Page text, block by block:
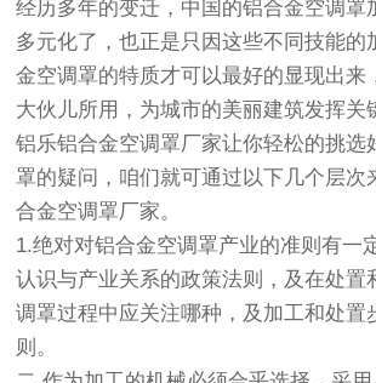
经历多年的变迁，中国的铝合金空调罩
多元化了，也正是只因这些不同技能的
金空调罩的特质才可以最好的显现出来
大伙儿所用，为城市的美丽建筑发挥关
铝乐铝合金空调罩厂家让你轻松的挑选
罩的疑问，咱们就可通过以下几个层次
合金空调罩厂家。
1.绝对对铝合金空调罩产业的准则有一
认识与产业关系的政策法则，及在处置
调罩过程中应关注哪种，及加工和处置
则。